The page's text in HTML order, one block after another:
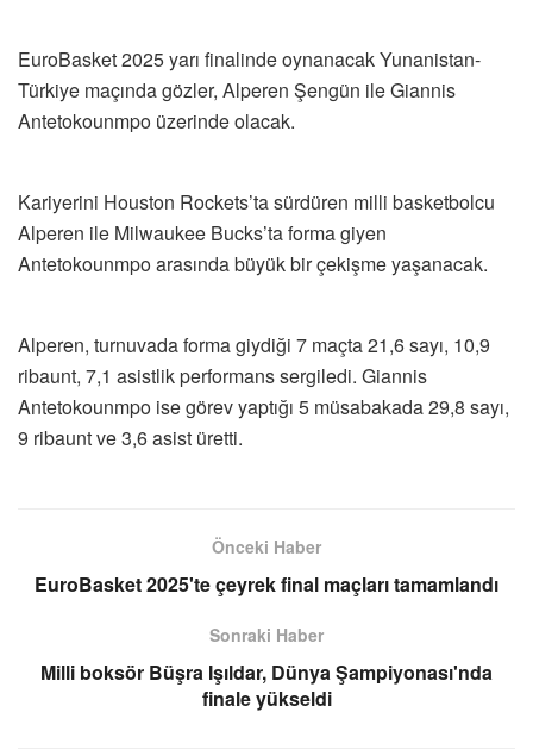
EuroBasket 2025 yarı finalinde oynanacak Yunanistan-
Türkiye maçında gözler, Alperen Şengün ile Giannis
Antetokounmpo üzerinde olacak.
Kariyerini Houston Rockets’ta sürdüren milli basketbolcu
Alperen ile Milwaukee Bucks’ta forma giyen
Antetokounmpo arasında büyük bir çekişme yaşanacak.
Alperen, turnuvada forma giydiği 7 maçta 21,6 sayı, 10,9
ribaunt, 7,1 asistlik performans sergiledi. Giannis
Antetokounmpo ise görev yaptığı 5 müsabakada 29,8 sayı,
9 ribaunt ve 3,6 asist üretti.
Önceki Haber
EuroBasket 2025'te çeyrek final maçları tamamlandı
Sonraki Haber
Milli boksör Büşra Işıldar, Dünya Şampiyonası'nda
finale yükseldi